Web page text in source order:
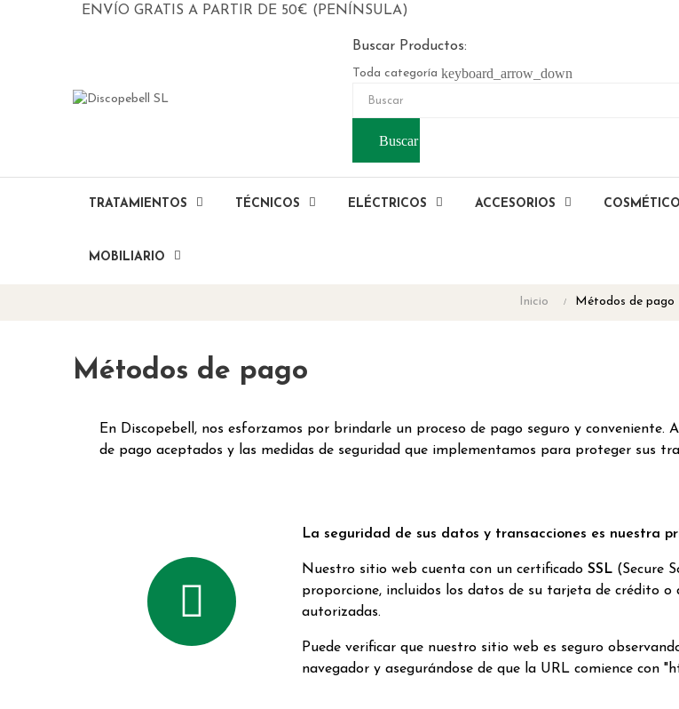
ENVÍO GRATIS A PARTIR DE 50€ (PENÍNSULA)
Buscar Productos:
Toda categoría keyboard_arrow_down
Buscar
TRATAMIENTOS TÉCNICOS ELÉCTRICOS ACCESORIOS
MOBILIARIO
Inicio Métodos de pago
Métodos de pago
En Discopebell, nos esforzamos por brindarle un proceso de pago seguro y
de pago aceptados y las medidas de seguridad que implementamos para proteger sus
La seguridad de sus datos y transacciones es nuestra
Nuestro sitio web cuenta con un certificado SSL (Secure
proporcione, incluidos los datos de su tarjeta de crédito
autorizadas.
Puede verificar que nuestro sitio web es seguro
navegador y asegurándose de que la URL comience con